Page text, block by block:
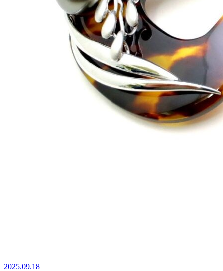
2025.09.18